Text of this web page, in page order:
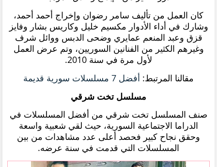
كان العمل من تأليف سامر رضوان وإخراج أحمد أحمد،
وشارك في أداء الأدوار مكسيم خليل وكاريس بشار وفايز
قزق وعبد المنعم عمايري وضحى الدبس ووائل شرف
وغيرهم الكثير من الفنانين السوريين، وتم عرض العمل
لأول مرة في سنة 2010.
مقالنا المرتبط: أفضل 7 مسلسلات سورية قديمة
مسلسل تخت شرقي
صنف المسلسل تخت شرقي من أفضل المسلسلات في
الدراما الاجتماعية السورية، حيث لقي شعبية واسعة
وحقق نجاح كبير فحصد أعلى عدد مشاهدات من بين
المسلسلات التي قدمت في سنة عرضه.